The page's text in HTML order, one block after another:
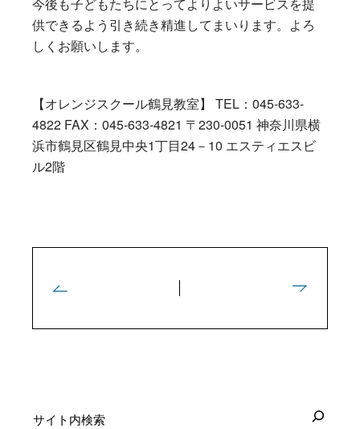
供できるよう引き続き精進してまいります。よろ
しくお願いします。
【オレンジスクール鶴見教室】 TEL：045-633-
4822 FAX：045-633-4821 〒230-0051 神奈川県横
浜市鶴見区鶴見中央1丁目24－10 エスティエスビ
ル2階
索